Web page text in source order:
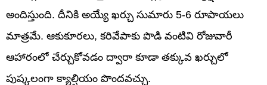
అందిస్తుంది. దీనికి అయ్యే ఖర్చు సుమారు 5-6 రూపాయలు
మాత్రమే. ఆకుకూరలు, కరివేపాకు పొడి వంటివి రోజువారీ
ఆహారంలో చేర్చుకోవడం ద్వారా కూడా తక్కువ ఖర్చులో
పుష్కలంగా క్యాల్షియం పొందవచ్చు.